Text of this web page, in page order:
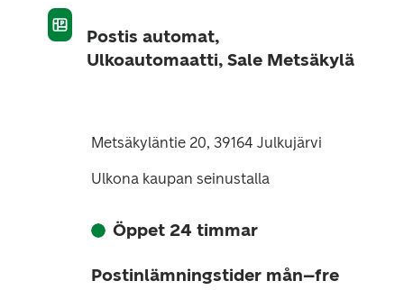
Postis automat,
Ulkoautomaatti, Sale Metsäkylä
Metsäkyläntie 20, 39164 Julkujärvi
Ulkona kaupan seinustalla
Öppet 24 timmar
Postinlämningstider mån–fre